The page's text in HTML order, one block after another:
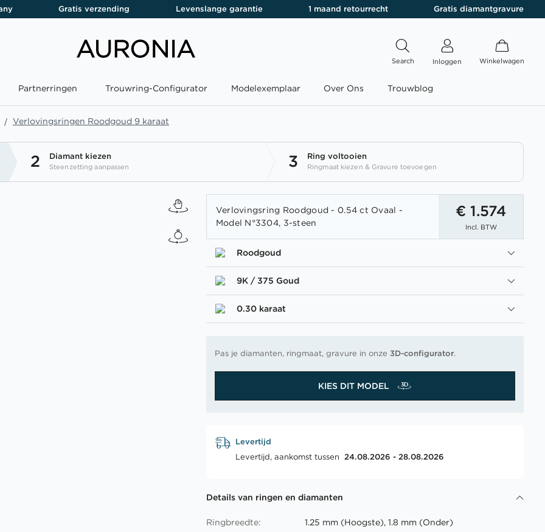
Gratis verzending Levenslange garantie 1 maand retourrecht Gratis diamantgravure
Search Inloggen Winkelwagen
Partnerringen Trouwring-Configurator Modelexemplaar Over Ons Trouwblog
Verlovingsringen Roodgoud 9 karaat
2 Diamant kiezen
Steenzetting aanpassen 3 Ring voltooien
Ringmaat kiezen & Gravure toevoegen
Verlovingsring Roodgoud - 0.54 ct Ovaal -
Model N°3304, 3-steen
€ 1.574
Incl. BTW
Roodgoud
9K / 375 Goud
0.30 karaat
Pas je diamanten, ringmaat, gravure in onze3D-configurator.
KIES DIT MODEL
Levertijd
Levertijd, aankomst tussen 24.08.2026 - 28.08.2026
Details van ringen en diamanten
Ringbreedte:
1.25 mm (Hoogste), 1.8 mm (Onder)